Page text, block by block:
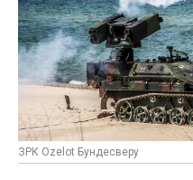
ЗРК Ozelot Бундесверу